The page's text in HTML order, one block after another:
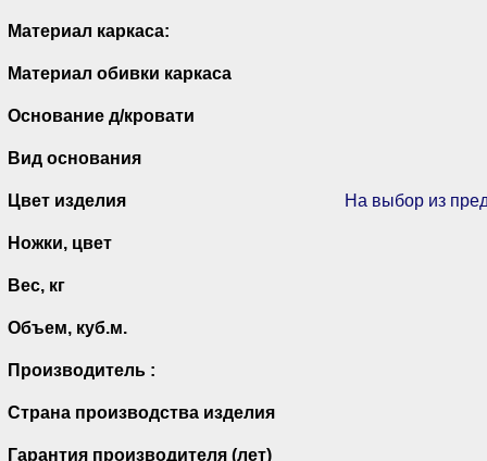
Материал каркаса:
Материал обивки каркаса
Основание д/кровати
Вид основания
Цвет изделия На выбор из
Ножки, цвет
Вес, кг
Объем, куб.м.
Производитель :
Страна производства изделия
Гарантия производителя (лет)